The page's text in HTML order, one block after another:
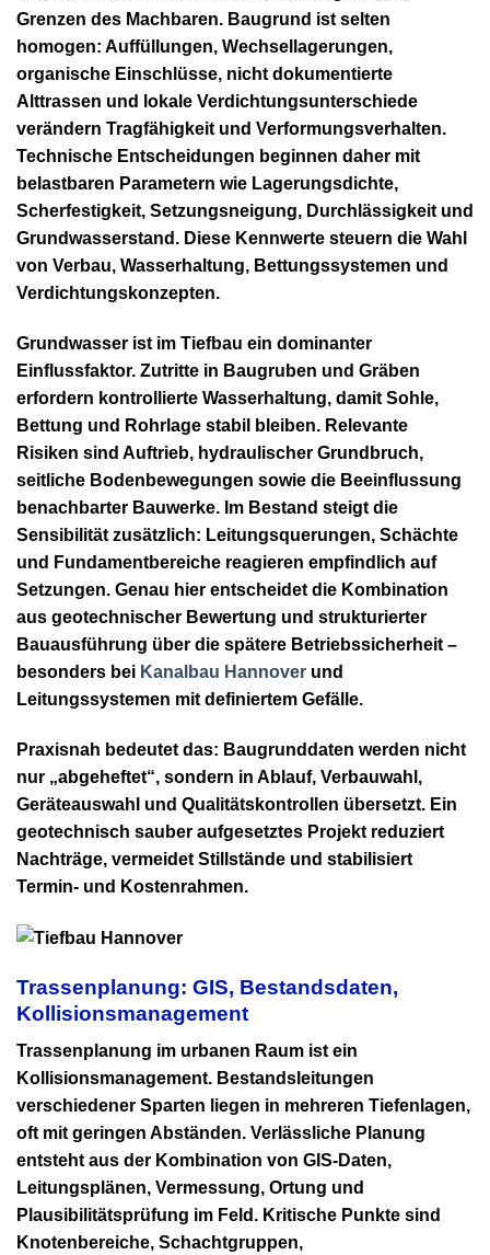
Grenzen des Machbaren. Baugrund ist selten
homogen: Auffüllungen, Wechsellagerungen,
organische Einschlüsse, nicht dokumentierte
Alttrassen und lokale Verdichtungsunterschiede
verändern Tragfähigkeit und Verformungsverhalten.
Technische Entscheidungen beginnen daher mit
belastbaren Parametern wie Lagerungsdichte,
Scherfestigkeit, Setzungsneigung, Durchlässigkeit und
Grundwasserstand. Diese Kennwerte steuern die Wahl
von Verbau, Wasserhaltung, Bettungssystemen und
Verdichtungskonzepten.
Grundwasser ist im Tiefbau ein dominanter
Einflussfaktor. Zutritte in Baugruben und Gräben
erfordern kontrollierte Wasserhaltung, damit Sohle,
Bettung und Rohrlage stabil bleiben. Relevante
Risiken sind Auftrieb, hydraulischer Grundbruch,
seitliche Bodenbewegungen sowie die Beeinflussung
benachbarter Bauwerke. Im Bestand steigt die
Sensibilität zusätzlich: Leitungsquerungen, Schächte
und Fundamentbereiche reagieren empfindlich auf
Setzungen. Genau hier entscheidet die Kombination
aus geotechnischer Bewertung und strukturierter
Bauausführung über die spätere Betriebssicherheit –
besonders bei Kanalbau Hannover und
Leitungssystemen mit definiertem Gefälle.
Praxisnah bedeutet das: Baugrunddaten werden nicht
nur „abgeheftet“, sondern in Ablauf, Verbauwahl,
Geräteauswahl und Qualitätskontrollen übersetzt. Ein
geotechnisch sauber aufgesetztes Projekt reduziert
Nachträge, vermeidet Stillstände und stabilisiert
Termin- und Kostenrahmen.
Trassenplanung: GIS, Bestandsdaten,
Kollisionsmanagement
Trassenplanung im urbanen Raum ist ein
Kollisionsmanagement. Bestandsleitungen
verschiedener Sparten liegen in mehreren Tiefenlagen,
oft mit geringen Abständen. Verlässliche Planung
entsteht aus der Kombination von GIS-Daten,
Leitungsplänen, Vermessung, Ortung und
Plausibilitätsprüfung im Feld. Kritische Punkte sind
Knotenbereiche, Schachtgruppen,